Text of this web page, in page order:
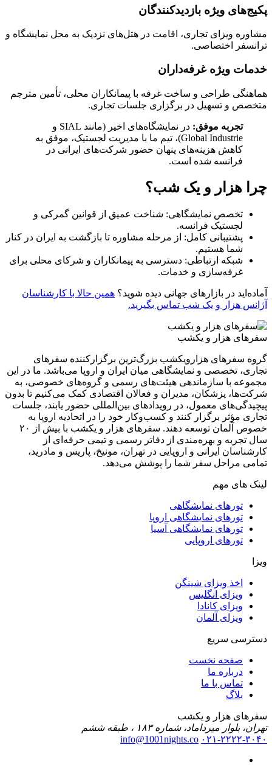
پکیج‌های ویژه بازدیدکنندگان
مشاوره ویزای تجاری، اقامت در هتل‌های نزدیک به محل نمایشگاه و
ترانسفر اختصاصی.
خدمات ویژه غرفه‌داران
هماهنگی طراحی و ساخت غرفه با پیمانکاران محلی، تأمین مترجم
متخصص و تسهیل در برگزاری جلسات تجاری.
تجربه موفق:
در نمایشگاه‌های اخیر (مانند SIAL و
Global Industrie)، تیم ما با مدیریت لجستیک، موفق به
کاهش هزینه‌های پنهان حضور شرکت‌های ایرانی در
فرانسه شده است.
چرا هزار و یک شب؟
تخصص نمایشگاهی: شناخت عمیق از قوانین گمرکی و
لجستیک فرانسه.
پشتیبانی کامل: از مرحله مشاوره تا بازگشت به ایران در کنار
شما هستیم.
شبکه ارتباطی: دسترسی به پیمانکاران و شرکای محلی برای
غرفه‌سازی و خدمات.
آماده‌اید در بازارهای جهانی دیده شوید؟ همین حالا با کارشناسان
آژانس هزار و یک شب تماس بگیرید.
سفرهای هزار و یکشب
گروه سفرهای هزارویکشب بزرگ‌ترین برگزارکننده سفرهای
تجاری، تخصصی و نمایشگاهی میان ایران و اروپا می‌باشد. ما در این
مجموعه با سازماندهی هیئت‌های رسمی و گروه‌های خصوصی، به
شرکت‌ها، پزشکان، مدیران و فعالان اقتصادی کمک می‌کنیم تا بدون
پیچیدگی‌های معمول، در رویدادهای بین‌المللی حضور یابند، جلسات
تجاری مؤثر برگزار کنند و کسب‌وکار خود را در اتحادیه اروپا به
خصوص آلمان توسعه دهند. سفر‌های هزار و یکشب با بیش از ۲۰
سال تجربه و بهره‌مندی از دفاتر رسمی و تیمی حرفه‌ای از
کارشناسان ایرانی و اروپایی در تهران، مونیخ، پاریس و مادرید،
تمامی مراحل سفر شما را پوشش می‌دهد.
لینک های مهم
تورهای نمایشگاهی
تورهای نمایشگاهی اروپا
تورهای نمایشگاهی آسیا
تورهای اروپایی
ویزا
اخذ ویزای شینگن
ویزای انگلیس
ویزای کانادا
ویزای آلمان
دسترسی سریع
صفحه نخست
درباره ما
تماس با ما
بلاگ
سفرهای هزار و یکشب
تهران، بلوار میرداماد، شماره ۱۸۳ ، طبقه ششم
۰۲۱-۲۲۲۲-۳۰۴۰ info@1001nights.co